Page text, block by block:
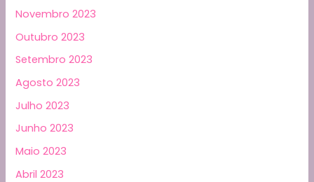
Novembro 2023
Outubro 2023
Setembro 2023
Agosto 2023
Julho 2023
Junho 2023
Maio 2023
Abril 2023